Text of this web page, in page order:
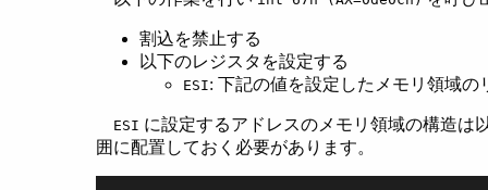
割込を禁止する
以下のレジスタを設定する
ESI: 下記の値を設定したメモリ領域の
ESI に設定するアドレスのメモリ領域の構造は
囲に配置しておく必要があります。